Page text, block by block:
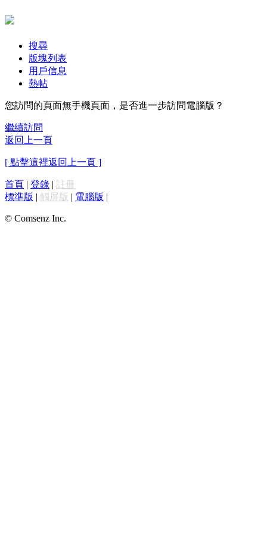
搜尋
版塊列表
用戶信息
熱帖
您訪問的頁面無手機頁面，是否進一步訪問電腦版？
繼續訪問
返回上一頁
[ 點擊這裡返回上一頁 ]
首頁 | 登錄 | 註冊
標準版 | 觸屏版 | 電腦版 |
© Comsenz Inc.